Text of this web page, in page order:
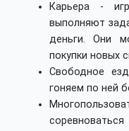
Карьера -
выполняют
деньги. Они
покупки новых
Свободное
гоняем по ней